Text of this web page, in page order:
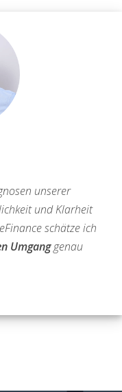
unserer
und Klarheit
schätze ich
Umganggenau